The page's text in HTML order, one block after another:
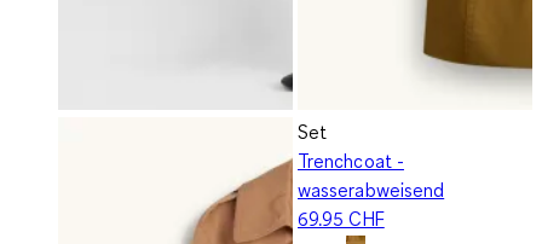
Set
Trenchcoat -
wasserabweisend
69.95 CHF